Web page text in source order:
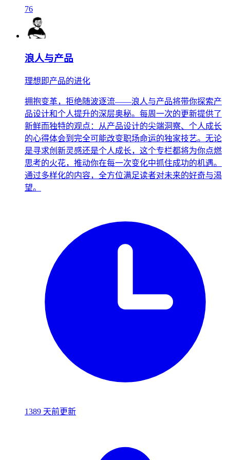
76
浪人与产品
理想即产品的进化
拥抱变革，拒绝随波逐流——浪人与产品将带你探索产
品设计和个人提升的深层奥秘。每周一次的更新提供了
新鲜而独特的观点：从产品设计的尖端洞察、个人成长
的心得体会到完全可能改变职场命运的独家技艺。无论
是寻求创新灵感还是个人成长，这个专栏都将为你点燃
思考的火花，推动你在每一次变化中抓住成功的机遇。
通过多样化的内容，全方位满足读者对未来的好奇与渴
望。
1389 天前更新